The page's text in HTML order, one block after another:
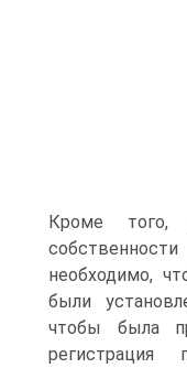
Кроме того,
необходимо,
были
чтобы была
регистрация